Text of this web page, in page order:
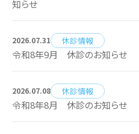
知らせ
2026.07.31 休診情報
令和8年9月 休診のお知らせ
2026.07.08 休診情報
令和8年8月 休診のお知らせ